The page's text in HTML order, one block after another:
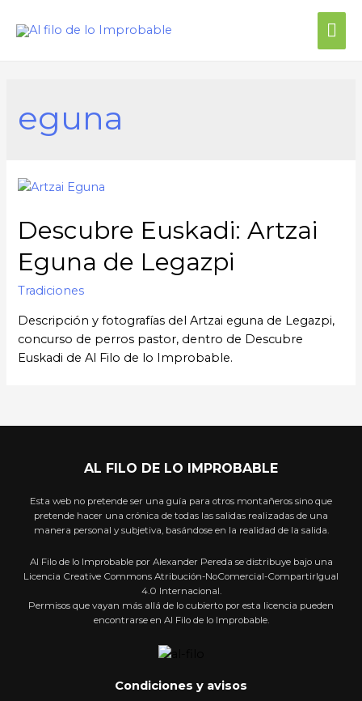
eguna
Descubre Euskadi: Artzai
Eguna de Legazpi
Tradiciones
Descripción y fotografías del Artzai eguna de Legazpi,
concurso de perros pastor, dentro de Descubre
Euskadi de Al Filo de lo Improbable.
AL FILO DE LO IMPROBABLE
Esta web no pretende ser una guía para otros montañeros sino que
pretende hacer una crónica de todas las salidas realizadas de una
manera personal y subjetiva, basándose en la realidad de la salida.
Al Filo de lo Improbable por Alexander Pereda se distribuye bajo una
Licencia Creative Commons Atribución-NoComercial-CompartirIgual
4.0 Internacional.
Permisos que vayan más allá de lo cubierto por esta licencia pueden
encontrarse en Al Filo de lo Improbable.
Condiciones y avisos